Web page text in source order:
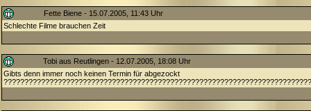
Fette Biene - 15.07.2005, 11:43 Uhr
Schlechte Filme brauchen Zeit
Tobi aus Reutlingen - 12.07.2005, 18:08 Uhr
Gibts denn immer noch keinen Termin für abgezockt